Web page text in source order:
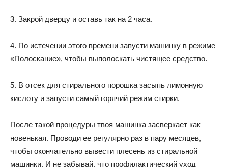
3. Закрой дверцу и оставь так на 2 часа.
4. По истечении этого времени запусти машинку в режиме
«Полоскание», чтобы выполоскать чистящее средство.
5. В отсек для стирального порошка засыпь лимонную
кислоту и запусти самый горячий режим стирки.
После такой процедуры твоя машинка засверкает как
новенькая. Проводи ее регулярно раз в пару месяцев,
чтобы окончательно вывести плесень из стиральной
машинки. И не забывай, что профилактический уход